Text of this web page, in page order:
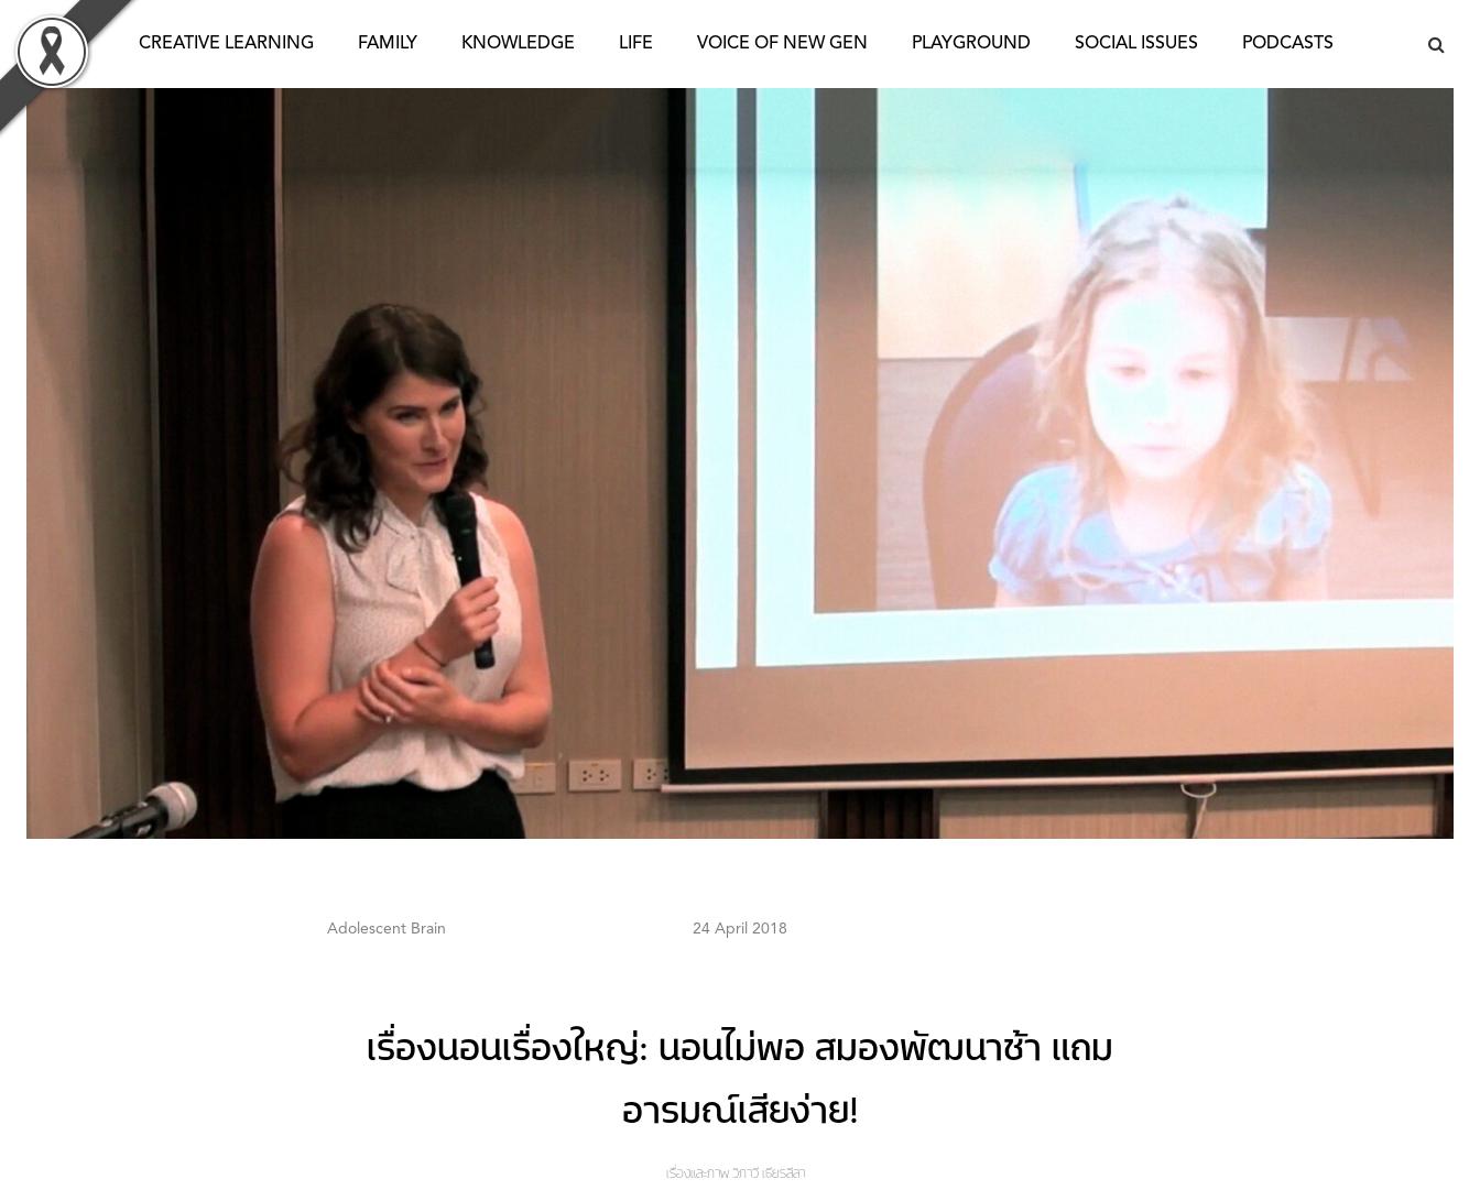
content
CREATIVE LEARNING FAMILY KNOWLEDGE LIFE VOICE OF NEW GEN PLAYGROUND SOCIAL ISSUES PODCASTS
Adolescent Brain 24 April 2018
เรื่องนอนเรื่องใหญ่: นอนไม่พอ สมองพัฒนาช้า แถม
อารมณ์เสียง่าย!
เรื่องและภาพ วิภาวี เธียรลีลา